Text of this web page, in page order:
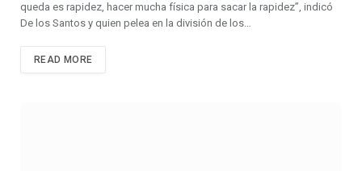
queda es rapidez, hacer mucha física para sacar la rapidez”, indicó
De los Santos y quien pelea en la división de los…
READ MORE